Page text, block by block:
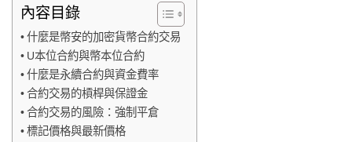
內容目錄
什麼是幣安的加密貨幣合約交易
U本位合約與幣本位合約
什麼是永續合約與資金費率
合約交易的槓桿與保證金
合約交易的風險：強制平倉
標記價格與最新價格